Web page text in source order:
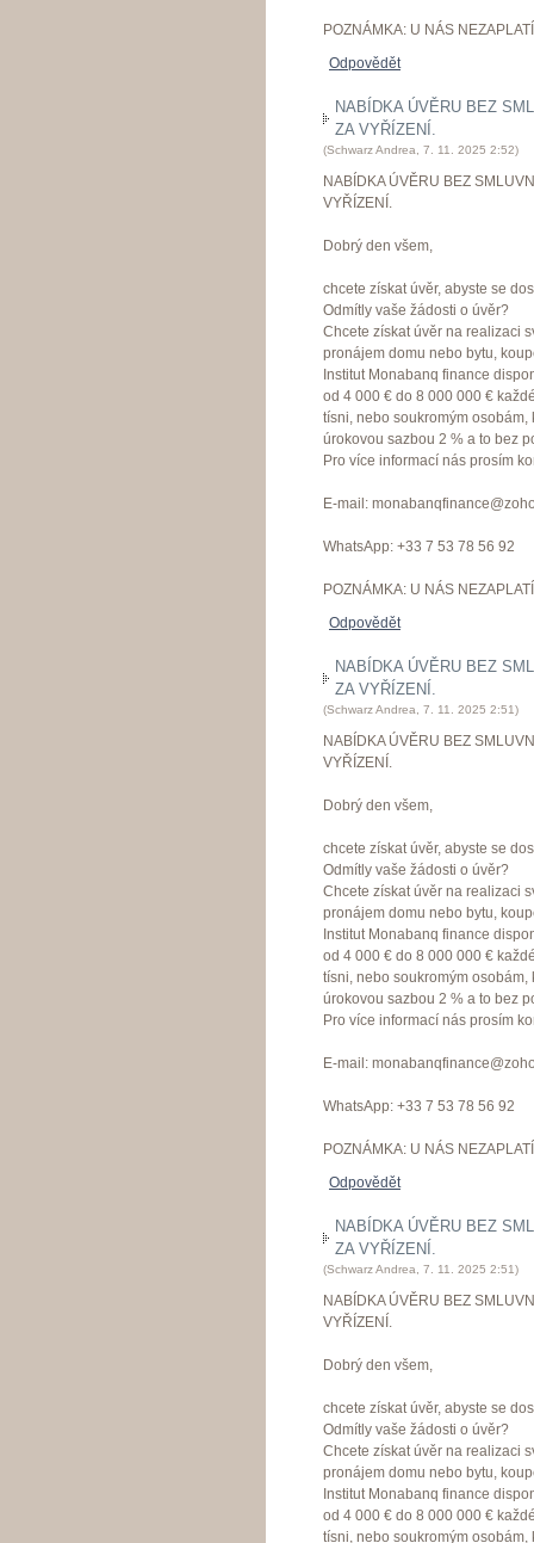
POZNÁMKA: U NÁS
Odpovědět
NABÍDKA ÚVĚRU BEZ
ZA VYŘÍZENÍ.
(Schwarz Andrea 7. 11. 2025 2:52)
NABÍDKA ÚVĚRU BEZ
VYŘÍZENÍ.
Dobrý den všem,
chcete získat úvěr, abyste se
Odmítly vaše žádosti o úvěr?
Chcete získat úvěr na realizaci
pronájem domu nebo bytu,
Institut Monabanq finance
od 4 000 € do 8 000 000 €
tísni, nebo soukromým
úrokovou sazbou 2 % a to bez
Pro více informací nás prosím
E-mail:
WhatsApp: +33 7 53 78 56 92
POZNÁMKA: U NÁS
Odpovědět
NABÍDKA ÚVĚRU BEZ
ZA VYŘÍZENÍ.
(Schwarz Andrea 7. 11. 2025 2:51)
NABÍDKA ÚVĚRU BEZ
VYŘÍZENÍ.
Dobrý den všem,
chcete získat úvěr, abyste se
Odmítly vaše žádosti o úvěr?
Chcete získat úvěr na realizaci
pronájem domu nebo bytu,
Institut Monabanq finance
od 4 000 € do 8 000 000 €
tísni, nebo soukromým
úrokovou sazbou 2 % a to bez
Pro více informací nás prosím
E-mail:
WhatsApp: +33 7 53 78 56 92
POZNÁMKA: U NÁS
Odpovědět
NABÍDKA ÚVĚRU BEZ
ZA VYŘÍZENÍ.
(Schwarz Andrea 7. 11. 2025 2:51)
NABÍDKA ÚVĚRU BEZ
VYŘÍZENÍ.
Dobrý den všem,
chcete získat úvěr, abyste se
Odmítly vaše žádosti o úvěr?
Chcete získat úvěr na realizaci
pronájem domu nebo bytu,
Institut Monabanq finance
od 4 000 € do 8 000 000 €
tísni, nebo soukromým